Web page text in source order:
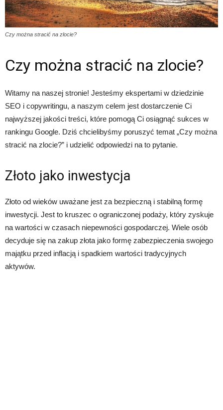
Czy można stracić na zlocie?
Czy można stracić na zlocie?
Witamy na naszej stronie! Jesteśmy ekspertami w dziedzinie
SEO i copywritingu, a naszym celem jest dostarczenie Ci
najwyższej jakości treści, które pomogą Ci osiągnąć sukces w
rankingu Google. Dziś chcielibyśmy poruszyć temat „Czy można
stracić na zlocie?” i udzielić odpowiedzi na to pytanie.
Złoto jako inwestycja
Złoto od wieków uważane jest za bezpieczną i stabilną formę
inwestycji. Jest to kruszec o ograniczonej podaży, który zyskuje
na wartości w czasach niepewności gospodarczej. Wiele osób
decyduje się na zakup złota jako formę zabezpieczenia swojego
majątku przed inflacją i spadkiem wartości tradycyjnych
aktywów.